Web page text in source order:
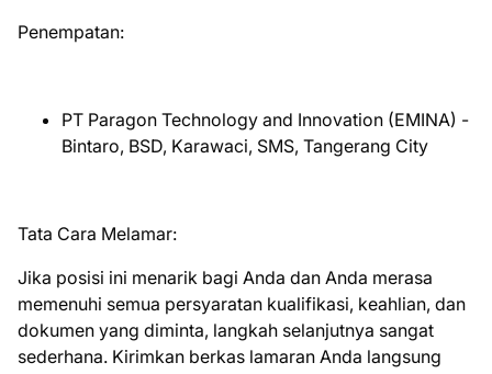
Penempatan:
PT Paragon Technology and Innovation (EMINA) -
Bintaro, BSD, Karawaci, SMS, Tangerang City
Tata Cara Melamar:
Jika posisi ini menarik bagi Anda dan Anda merasa
memenuhi semua persyaratan kualifikasi, keahlian, dan
dokumen yang diminta, langkah selanjutnya sangat
sederhana. Kirimkan berkas lamaran Anda langsung